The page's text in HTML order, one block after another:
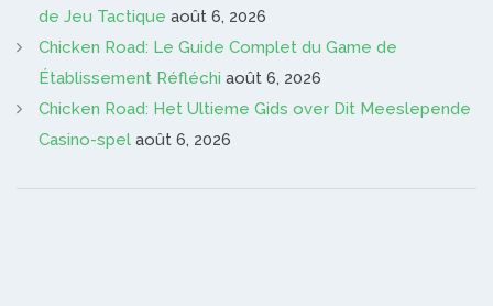
de Jeu Tactique août 6, 2026
Chicken Road: Le Guide Complet du Game de
Établissement Réfléchi août 6, 2026
Chicken Road: Het Ultieme Gids over Dit Meeslepende
Casino-spel août 6, 2026